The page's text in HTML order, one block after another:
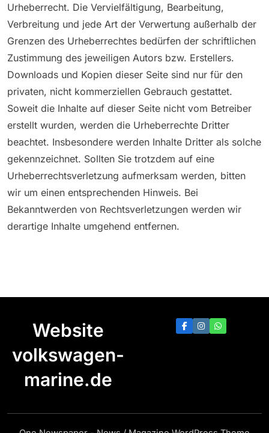
Urheberrecht. Die Vervielfältigung, Bearbeitung,
Verbreitung und jede Art der Verwertung außerhalb der
Grenzen des Urheberrechtes bedürfen der schriftlichen
Zustimmung des jeweiligen Autors bzw. Erstellers.
Downloads und Kopien dieser Seite sind nur für den
privaten, nicht kommerziellen Gebrauch gestattet.
Soweit die Inhalte auf dieser Seite nicht vom Betreiber
erstellt wurden, werden die Urheberrechte Dritter
beachtet. Insbesondere werden Inhalte Dritter als solche
gekennzeichnet. Sollten Sie trotzdem auf eine
Urheberrechtsverletzung aufmerksam werden, bitten
wir um einen entsprechenden Hinweis. Bei
Bekanntwerden von Rechtsverletzungen werden wir
derartige Inhalte umgehend entfernen.
Website
volkswagen-
marine.de